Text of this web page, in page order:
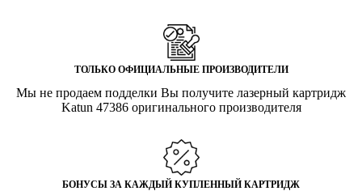
ТОЛЬКО ОФИЦИАЛЬНЫЕ ПРОИЗВОДИТЕЛИ
Мы не продаем подделки Вы получите лазерный картридж
Katun 47386 оригинального производителя
БОНУСЫ ЗА КАЖДЫЙ КУПЛЕННЫЙ КАРТРИДЖ